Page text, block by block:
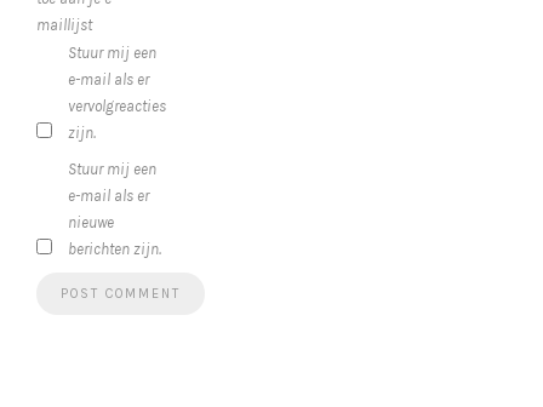
maillijst
Stuur mij een
e-mail als er
vervolgreacties
zijn.
Stuur mij een
e-mail als er
nieuwe
berichten zijn.